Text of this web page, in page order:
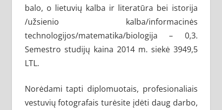
balo, o lietuvių kalba ir literatūra bei istorija
/užsienio kalba/informacinės
technologijos/matematika/biologija – 0,3.
Semestro studijų kaina 2014 m. siekė 3949,5
LTL.
Norėdami tapti diplomuotais, profesionaliais
vestuvių fotografais turėsite įdėti daug darbo,